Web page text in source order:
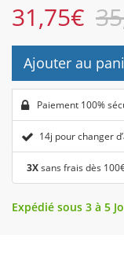
31,75€
Ajouter au
Paiement 100%
14j pour changer
3Xsans frais dès
Expédié sous 3 à 5